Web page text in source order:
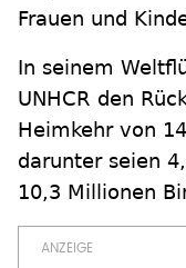
Frauen und
In seinem
UNHCR den
Heimkehr von
darunter seien
10,3 Millionen